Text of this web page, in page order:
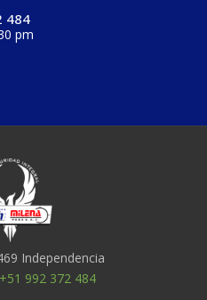
484
pm
Independencia
992 372 484